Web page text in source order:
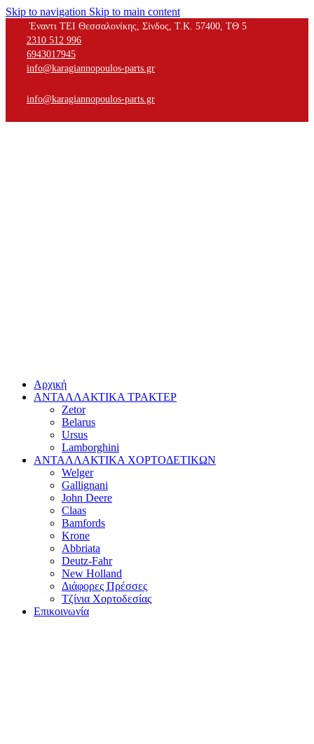
Skip to navigation Skip to main content
Έναντι ΤΕΙ Θεσσαλονίκης, Σίνδος, Τ.Κ. 57400, ΤΘ 5
2310 512 996
6943017945
info@karagiannopoulos-parts.gr
info@karagiannopoulos-parts.gr
Αρχική
ΑΝΤΑΛΛΑΚΤΙΚΑ ΤΡΑΚΤΕΡ
Zetor
Belarus
Ursus
Lamborghini
ΑΝΤΑΛΛΑΚΤΙΚΑ ΧΟΡΤΟΔΕΤΙΚΩΝ
Welger
Gallignani
John Deere
Claas
Bamfords
Krone
Abbriata
Deutz-Fahr
New Holland
Διάφορες Πρέσσες
Τζίνια Χορτοδεσίας
Επικοινωνία